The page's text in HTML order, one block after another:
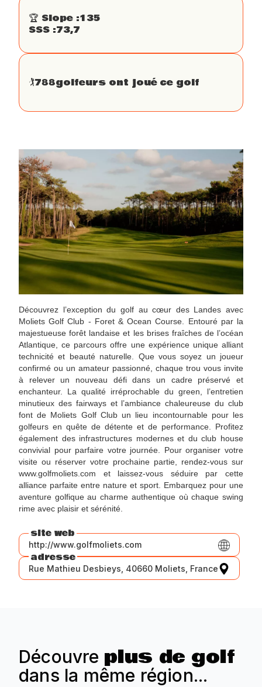
🏆 Slope :135
SSS :73,7
🏌788golfeurs ont joué ce golf
Découvrez l’exception du golf au cœur des Landes avec
Moliets Golf Club - Foret & Ocean Course. Entouré par la
majestueuse forêt landaise et les brises fraîches de l’océan
Atlantique, ce parcours offre une expérience unique alliant
technicité et beauté naturelle. Que vous soyez un joueur
confirmé ou un amateur passionné, chaque trou vous invite
à relever un nouveau défi dans un cadre préservé et
enchanteur. La qualité irréprochable du green, l’entretien
minutieux des fairways et l’ambiance chaleureuse du club
font de Moliets Golf Club un lieu incontournable pour les
golfeurs en quête de détente et de performance. Profitez
également des infrastructures modernes et du club house
convivial pour parfaire votre journée. Pour organiser votre
visite ou réserver votre prochaine partie, rendez-vous sur
www.golfmoliets.com et laissez-vous séduire par cette
alliance parfaite entre nature et sport. Embarquez pour une
aventure golfique au charme authentique où chaque swing
rime avec plaisir et sérénité.
site web
http://www.golfmoliets.com
adresse
Rue Mathieu Desbieys, 40660 Moliets, France
Découvre plus de golf
dans la même région...